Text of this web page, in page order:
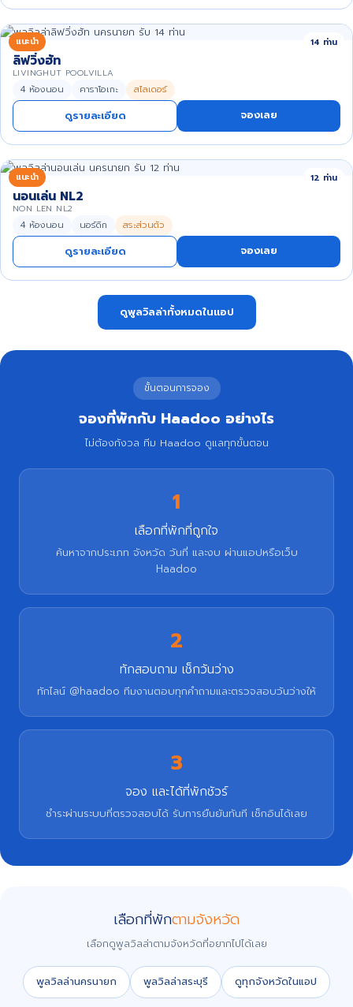
แนะนำ 14 ท่าน
ลิฟวิ่งฮัท
LIVINGHUT POOLVILLA
4 ห้องนอน คาราโอเกะ สไลเดอร์
ดูรายละเอียด จองเลย
แนะนำ 12 ท่าน
นอนเล่น NL2
NON LEN NL2
4 ห้องนอน นอร์ดิก สระส่วนตัว
ดูรายละเอียด จองเลย
ดูพูลวิลล่าทั้งหมดในแอป
ขั้นตอนการจอง
จองที่พักกับ Haadoo อย่างไร
ไม่ต้องกังวล ทีม Haadoo ดูแลทุกขั้นตอน
1
เลือกที่พักที่ถูกใจ
ค้นหาจากประเภท จังหวัด วันที่ และงบ ผ่านแอปหรือเว็บ
Haadoo
2
ทักสอบถาม เช็กวันว่าง
ทักไลน์ @haadoo ทีมงานตอบทุกคำถามและตรวจสอบวันว่างให้
3
จอง และได้ที่พักชัวร์
ชำระผ่านระบบที่ตรวจสอบได้ รับการยืนยันทันที เช็กอินได้เลย
เลือกที่พักตามจังหวัด
เลือกดูพูลวิลล่าตามจังหวัดที่อยากไปได้เลย
พูลวิลล่านครนายก พูลวิลล่าสระบุรี ดูทุกจังหวัดในแอป